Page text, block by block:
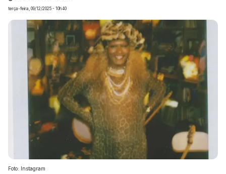
terça-feira, 09/12/2025 - 10h40
Foto: Instagram